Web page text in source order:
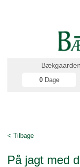
0 Dage
< Tilbage
På jagt med